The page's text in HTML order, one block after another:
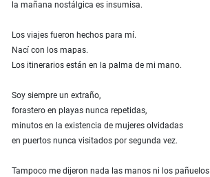
la mañana nostálgica es insumisa.
Los viajes fueron hechos para mí.
Nací con los mapas.
Los itinerarios están en la palma de mi mano.
Soy siempre un extraño,
forastero en playas nunca repetidas,
minutos en la existencia de mujeres olvidadas
en puertos nunca visitados por segunda vez.
Tampoco me dijeron nada las manos ni los pañuelos